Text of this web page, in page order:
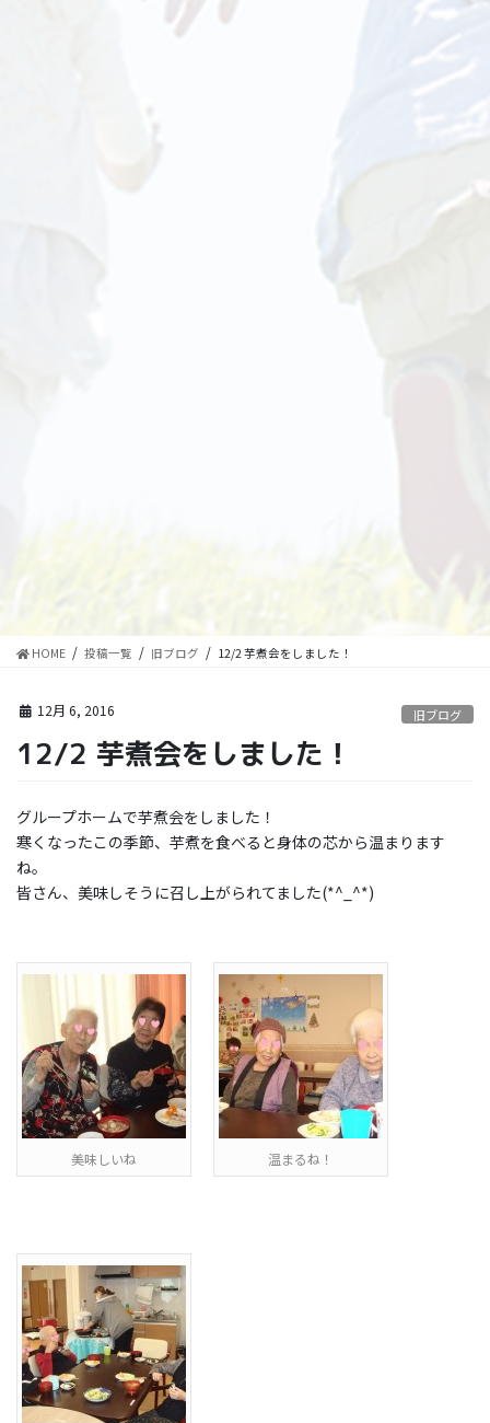
HOME 投稿一覧 旧ブログ 12/2 芋煮会をしました！
12月 6, 2016 旧ブログ
12/2 芋煮会をしました！
グループホームで芋煮会をしました！
寒くなったこの季節、芋煮を食べると身体の芯から温まります
ね。
皆さん、美味しそうに召し上がられてました(*^_^*)
美味しいね 温まるね！